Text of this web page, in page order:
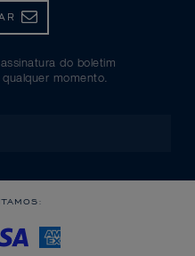
do boletim
momento.